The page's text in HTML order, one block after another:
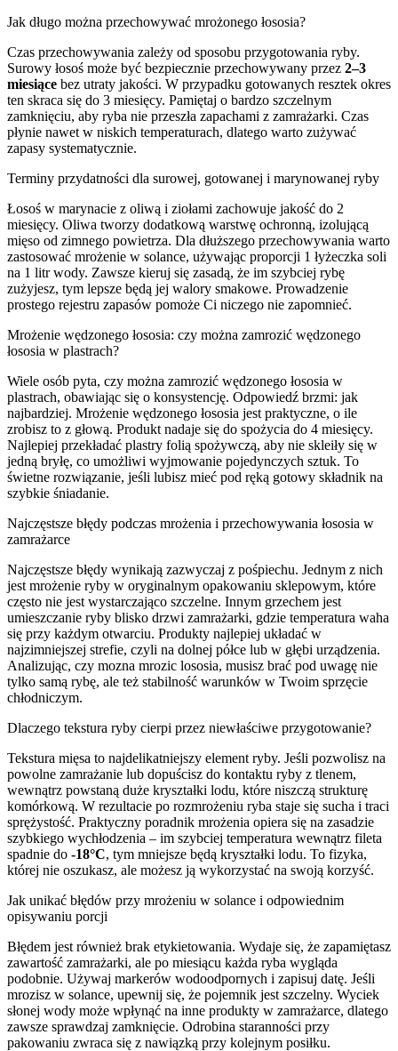
Jak długo można przechowywać mrożonego łososia?
Czas przechowywania zależy od sposobu przygotowania ryby.
Surowy łosoś może być bezpiecznie przechowywany przez 2–3
miesiące bez utraty jakości. W przypadku gotowanych resztek okres
ten skraca się do 3 miesięcy. Pamiętaj o bardzo szczelnym
zamknięciu, aby ryba nie przeszła zapachami z zamrażarki. Czas
płynie nawet w niskich temperaturach, dlatego warto zużywać
zapasy systematycznie.
Terminy przydatności dla surowej, gotowanej i marynowanej ryby
Łosoś w marynacie z oliwą i ziołami zachowuje jakość do 2
miesięcy. Oliwa tworzy dodatkową warstwę ochronną, izolującą
mięso od zimnego powietrza. Dla dłuższego przechowywania warto
zastosować mrożenie w solance, używając proporcji 1 łyżeczka soli
na 1 litr wody. Zawsze kieruj się zasadą, że im szybciej rybę
zużyjesz, tym lepsze będą jej walory smakowe. Prowadzenie
prostego rejestru zapasów pomoże Ci niczego nie zapomnieć.
Mrożenie wędzonego łososia: czy można zamrozić wędzonego
łososia w plastrach?
Wiele osób pyta, czy można zamrozić wędzonego łososia w
plastrach, obawiając się o konsystencję. Odpowiedź brzmi: jak
najbardziej. Mrożenie wędzonego łososia jest praktyczne, o ile
zrobisz to z głową. Produkt nadaje się do spożycia do 4 miesięcy.
Najlepiej przekładać plastry folią spożywczą, aby nie skleiły się w
jedną bryłę, co umożliwi wyjmowanie pojedynczych sztuk. To
świetne rozwiązanie, jeśli lubisz mieć pod ręką gotowy składnik na
szybkie śniadanie.
Najczęstsze błędy podczas mrożenia i przechowywania łososia w
zamrażarce
Najczęstsze błędy wynikają zazwyczaj z pośpiechu. Jednym z nich
jest mrożenie ryby w oryginalnym opakowaniu sklepowym, które
często nie jest wystarczająco szczelne. Innym grzechem jest
umieszczanie ryby blisko drzwi zamrażarki, gdzie temperatura waha
się przy każdym otwarciu. Produkty najlepiej układać w
najzimniejszej strefie, czyli na dolnej półce lub w głębi urządzenia.
Analizując, czy mozna mrozic lososia, musisz brać pod uwagę nie
tylko samą rybę, ale też stabilność warunków w Twoim sprzęcie
chłodniczym.
Dlaczego tekstura ryby cierpi przez niewłaściwe przygotowanie?
Tekstura mięsa to najdelikatniejszy element ryby. Jeśli pozwolisz na
powolne zamrażanie lub dopuścisz do kontaktu ryby z tlenem,
wewnątrz powstaną duże kryształki lodu, które niszczą strukturę
komórkową. W rezultacie po rozmrożeniu ryba staje się sucha i traci
sprężystość. Praktyczny poradnik mrożenia opiera się na zasadzie
szybkiego wychłodzenia – im szybciej temperatura wewnątrz fileta
spadnie do -18°C, tym mniejsze będą kryształki lodu. To fizyka,
której nie oszukasz, ale możesz ją wykorzystać na swoją korzyść.
Jak unikać błędów przy mrożeniu w solance i odpowiednim
opisywaniu porcji
Błędem jest również brak etykietowania. Wydaje się, że zapamiętasz
zawartość zamrażarki, ale po miesiącu każda ryba wygląda
podobnie. Używaj markerów wodoodpornych i zapisuj datę. Jeśli
mrozisz w solance, upewnij się, że pojemnik jest szczelny. Wyciek
słonej wody może wpłynąć na inne produkty w zamrażarce, dlatego
zawsze sprawdzaj zamknięcie. Odrobina staranności przy
pakowaniu zwraca się z nawiązką przy kolejnym posiłku.